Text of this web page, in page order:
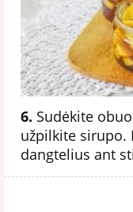
6. Sudėkite
užpilkite sirupo.
dangtelius ant